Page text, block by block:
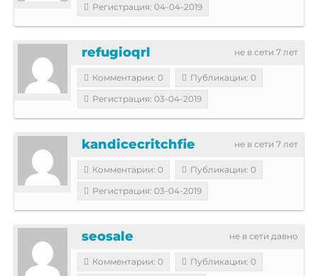
Регистрация: 04-04-2019
не в сети 7 лет
refugioqrl
Комментарии: 0
Публикации: 0
Регистрация: 03-04-2019
не в сети 7 лет
kandicecritchfie
Комментарии: 0
Публикации: 0
Регистрация: 03-04-2019
не в сети давно
seosale
Комментарии: 0
Публикации: 0